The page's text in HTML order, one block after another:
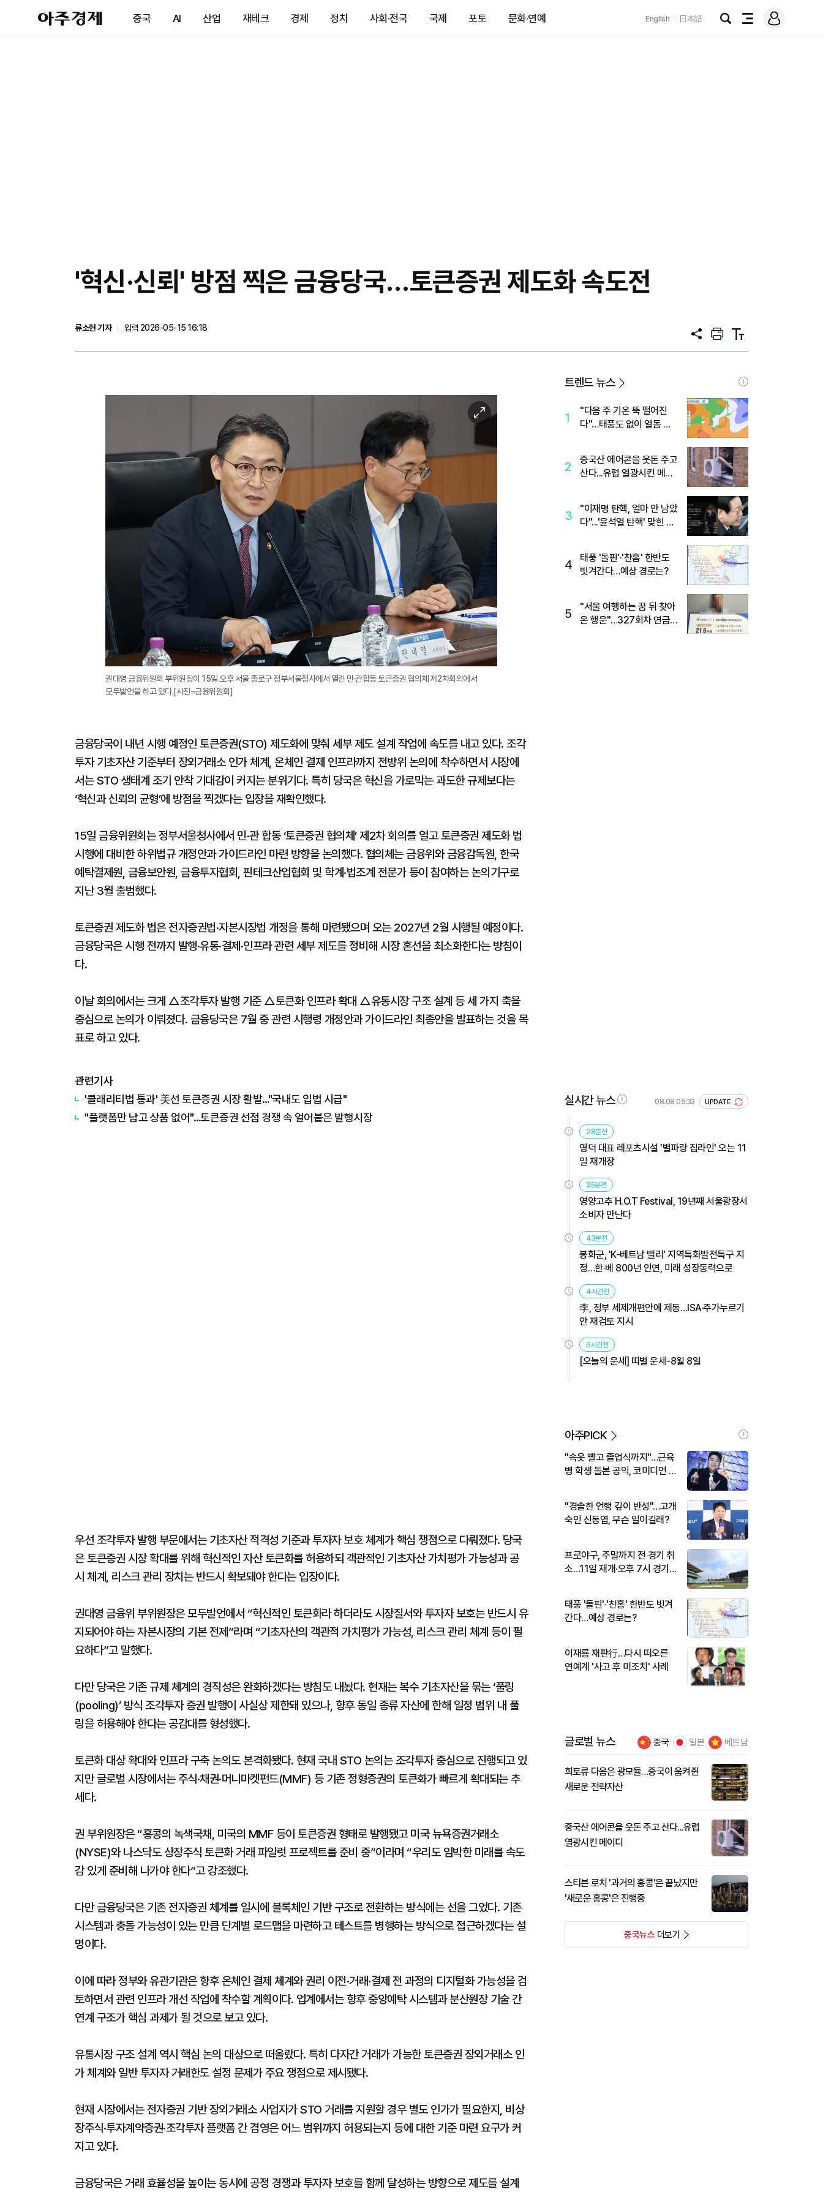
아
주
제
중국 AI 산업 재테크 경제 정치 사회·전국 국제 포토 문화·연예 English 日本語
검
전
메
그
'혁신·신뢰' 방점 찍은 금융당국…토큰증권 제도화 속도전
류소현 기자
입력 2026-05-15 16:18
공
프
트
텍
트
이
미
지
권대영 금융위원회 부위원장이 15일 오후 서울 종로구 정부서울청사에서 열린 민·관합동 토큰증권 협의체 제2차회의에서
모두발언을 하고 있다.[사진=금융위원회]
금융당국이 내년 시행 예정인 토큰증권(STO) 제도화에 맞춰 세부 제도 설계 작업에 속도를 내고 있다. 조각
투자 기초자산 기준부터 장외거래소 인가 체계, 온체인 결제 인프라까지 전방위 논의에 착수하면서 시장에
서는 STO 생태계 조기 안착 기대감이 커지는 분위기다. 특히 당국은 혁신을 가로막는 과도한 규제보다는
‘혁신과 신뢰의 균형’에 방점을 찍겠다는 입장을 재확인했다.
15일 금융위원회는 정부서울청사에서 민·관 합동 ‘토큰증권 협의체’ 제2차 회의를 열고 토큰증권 제도화 법
시행에 대비한 하위법규 개정안과 가이드라인 마련 방향을 논의했다. 협의체는 금융위와 금융감독원, 한국
예탁결제원, 금융보안원, 금융투자협회, 핀테크산업협회 및 학계·법조계 전문가 등이 참여하는 논의기구로
지난 3월 출범했다.
토큰증권 제도화 법은 전자증권법·자본시장법 개정을 통해 마련됐으며 오는 2027년 2월 시행될 예정이다.
금융당국은 시행 전까지 발행·유통·결제·인프라 관련 세부 제도를 정비해 시장 혼선을 최소화한다는 방침이
다.
이날 회의에서는 크게 △조각투자 발행 기준 △토큰화 인프라 확대 △유통시장 구조 설계 등 세 가지 축을
중심으로 논의가 이뤄졌다. 금융당국은 7월 중 관련 시행령 개정안과 가이드라인 최종안을 발표하는 것을 목
표로 하고 있다.
관련기사
'클래리티법 통과' 美선 토큰증권 시장 활발…"국내도 입법 시급"
"플랫폼만 남고 상품 없어"…토큰증권 선점 경쟁 속 얼어붙은 발행시장
우선 조각투자 발행 부문에서는 기초자산 적격성 기준과 투자자 보호 체계가 핵심 쟁점으로 다뤄졌다. 당국
은 토큰증권 시장 확대를 위해 혁신적인 자산 토큰화를 허용하되 객관적인 기초자산 가치평가 가능성과 공
시 체계, 리스크 관리 장치는 반드시 확보돼야 한다는 입장이다.
권대영 금융위 부위원장은 모두발언에서 “혁신적인 토큰화라 하더라도 시장질서와 투자자 보호는 반드시 유
지되어야 하는 자본시장의 기본 전제”라며 “기초자산의 객관적 가치평가 가능성, 리스크 관리 체계 등이 필
요하다”고 말했다.
다만 당국은 기존 규제 체계의 경직성은 완화하겠다는 방침도 내놨다. 현재는 복수 기초자산을 묶는 ‘풀링
(pooling)’ 방식 조각투자 증권 발행이 사실상 제한돼 있으나, 향후 동일 종류 자산에 한해 일정 범위 내 풀
링을 허용해야 한다는 공감대를 형성했다.
토큰화 대상 확대와 인프라 구축 논의도 본격화됐다. 현재 국내 STO 논의는 조각투자 중심으로 진행되고 있
지만 글로벌 시장에서는 주식·채권·머니마켓펀드(MMF) 등 기존 정형증권의 토큰화가 빠르게 확대되는 추
세다.
권 부위원장은 “홍콩의 녹색국채, 미국의 MMF 등이 토큰증권 형태로 발행됐고 미국 뉴욕증권거래소
(NYSE)와 나스닥도 상장주식 토큰화 거래 파일럿 프로젝트를 준비 중”이라며 “우리도 임박한 미래를 속도
감 있게 준비해 나가야 한다”고 강조했다.
다만 금융당국은 기존 전자증권 체계를 일시에 블록체인 기반 구조로 전환하는 방식에는 선을 그었다. 기존
시스템과 충돌 가능성이 있는 만큼 단계별 로드맵을 마련하고 테스트를 병행하는 방식으로 접근하겠다는 설
명이다.
이에 따라 정부와 유관기관은 향후 온체인 결제 체계와 권리 이전·거래·결제 전 과정의 디지털화 가능성을 검
토하면서 관련 인프라 개선 작업에 착수할 계획이다. 업계에서는 향후 중앙예탁 시스템과 분산원장 기술 간
연계 구조가 핵심 과제가 될 것으로 보고 있다.
유통시장 구조 설계 역시 핵심 논의 대상으로 떠올랐다. 특히 다자간 거래가 가능한 토큰증권 장외거래소 인
가 체계와 일반 투자자 거래한도 설정 문제가 주요 쟁점으로 제시됐다.
현재 시장에서는 전자증권 기반 장외거래소 사업자가 STO 거래를 지원할 경우 별도 인가가 필요한지, 비상
장주식·투자계약증권·조각투자 플랫폼 간 겸영은 어느 범위까지 허용되는지 등에 대한 기준 마련 요구가 커
지고 있다.
금융당국은 거래 효율성을 높이는 동시에 공정 경쟁과 투자자 보호를 함께 달성하는 방향으로 제도를 설계
트렌드 뉴스
1
"다음 주 기온 뚝 떨어진
다"…태풍도 없이 열돔 박
2
중국산 에어콘을 웃돈 주고
산다...유럽 열광시킨 메이
3
"이재명 탄핵, 얼마 안 남았
다"...'윤석열 탄핵' 맞힌 무
4
태풍 '돌핀'·'찬홈' 한반도
빗겨간다…예상 경로는?
5
"서울 여행하는 꿈 뒤 찾아
온 행운"…327회차 연금
실시간 뉴스 08.08 05:33 UPDATE
28분전
영덕 대표 레포츠시설 '별파랑 집라인' 오는 11
일 재개장
35분전
영양고추 H.O.T Festival, 19년째 서울광장서
소비자 만난다
43분전
봉화군, 'K-베트남 밸리' 지역특화발전특구 지
정…한·베 800년 인연, 미래 성장동력으로
4시간전
李, 정부 세제개편안에 제동…ISA·주가누르기
안 재검토 지시
6시간전
[오늘의 운세] 띠별 운세-8월 8일
아주PICK
"속옷 빨고 졸업식까지"…근육
병 학생 돌본 공익, 코미디언 김
"경솔한 언행 깊이 반성"…고개
숙인 신동엽, 무슨 일이길래?
프로야구, 주말까지 전 경기 취
소…11일 재개·오후 7시 경기
태풍 '돌핀'·'찬홈' 한반도 빗겨
간다…예상 경로는?
이재룡 재판行…다시 떠오른
연예계 '사고 후 미조치' 사례
글로벌 뉴스 중국 일본 베트남
희토류 다음은 광모듈…중국이 움켜쥔
새로운 전략자산
중국산 에어콘을 웃돈 주고 산다...유럽
열광시킨 메이디
스티븐 로치 '과거의 홍콩'은 끝났지만
'새로운 홍콩'은 진행중
중국뉴스더보기